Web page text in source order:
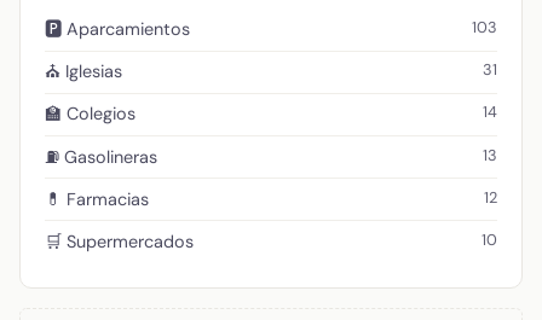
🅿️ Aparcamientos 103
⛪ Iglesias 31
🏫 Colegios 14
⛽ Gasolineras 13
💊 Farmacias 12
🛒 Supermercados 10